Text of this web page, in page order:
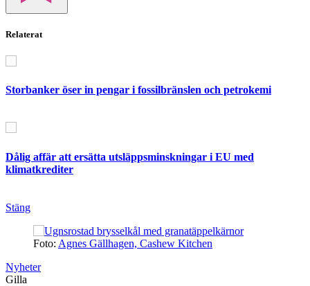
Relaterat
Storbanker öser in pengar i fossilbränslen och petrokemi
Dålig affär att ersätta utsläppsminskningar i EU med
klimatkrediter
Stäng
Foto: Agnes Gällhagen, Cashew Kitchen
Nyheter
Gilla